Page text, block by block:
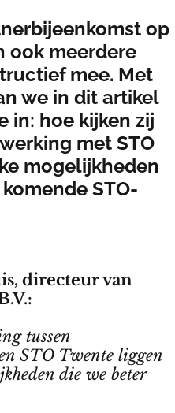
op
ook meerdere
mee. Met
we in dit artikel
in: hoe kijken zij
met STO
mogelijkheden
STO-
directeur van
tussen
STO Twente liggen
die we beter